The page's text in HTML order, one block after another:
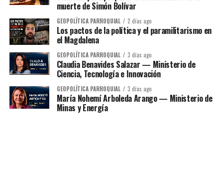
muerte de Simón Bolívar
GEOPOLÍTICA PARROQUIAL 2 días ago
Los pactos de la política y el paramilitarismo en
el Magdalena
GEOPOLÍTICA PARROQUIAL 3 días ago
Claudia Benavides Salazar — Ministerio de
Ciencia, Tecnología e Innovación
GEOPOLÍTICA PARROQUIAL 3 días ago
María Nohemí Arboleda Arango — Ministerio de
Minas y Energía